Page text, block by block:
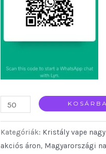
WASPE
Flavor
100K
Kategóriák: Kristály vape
akciós áron, Magyarországi